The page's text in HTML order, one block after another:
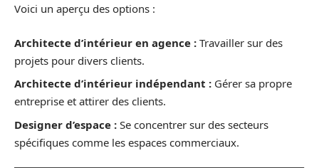
Voici un aperçu des options :
Architecte d’intérieur en agence : Travailler sur des
projets pour divers clients.
Architecte d’intérieur indépendant : Gérer sa propre
entreprise et attirer des clients.
Designer d’espace : Se concentrer sur des secteurs
spécifiques comme les espaces commerciaux.